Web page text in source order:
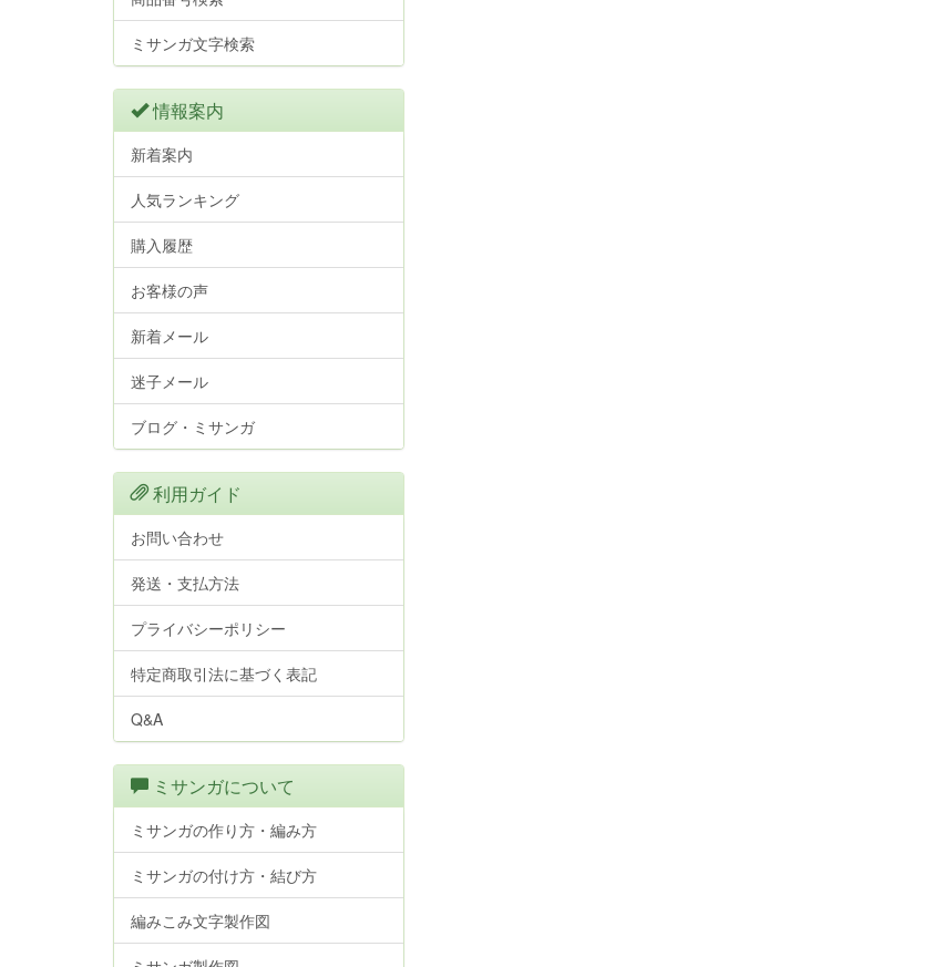
ミサンガ文字検索
情報案内
新着案内
人気ランキング
購入履歴
お客様の声
新着メール
迷子メール
ブログ・ミサンガ
利用ガイド
お問い合わせ
発送・支払方法
プライバシーポリシー
特定商取引法に基づく表記
Q&A
ミサンガについて
ミサンガの作り方・編み方
ミサンガの付け方・結び方
編みこみ文字製作図